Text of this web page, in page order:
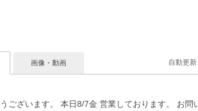
画像・動画 自動更新
ございます。 本日8/7金 営業しております。 お問